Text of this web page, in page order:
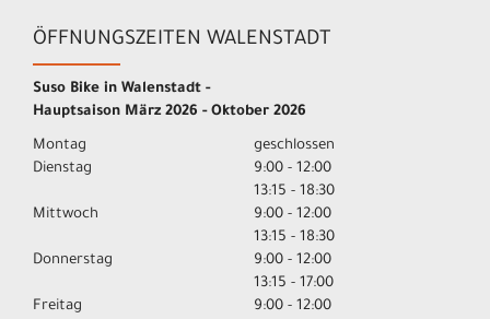
ÖFFNUNGSZEITEN WALENSTADT
Suso Bike in Walenstadt -
Hauptsaison März 2026 - Oktober 2026
Montag
geschlossen
Dienstag
9:00 - 12:00
13:15 - 18:30
Mittwoch
9:00 - 12:00
13:15 - 18:30
Donnerstag
9:00 - 12:00
13:15 - 17:00
Freitag
9:00 - 12:00